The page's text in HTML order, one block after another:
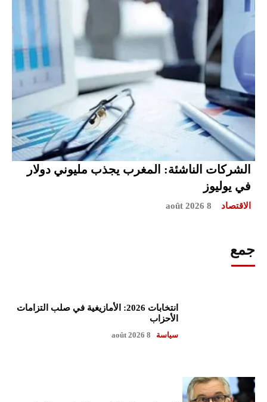
الشركات الناشئة: المغرب يجذب مليوني دولار
في يوليوز
الاقتصاد 8 août 2026
جمع
انتخابات 2026: الأمازيغية في صلب التزامات
الأحزاب
سياسة 8 août 2026